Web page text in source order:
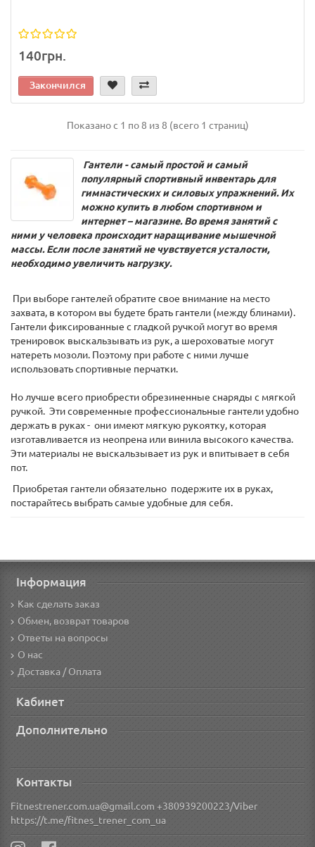
140грн.
Закончился
Показано с 1 по 8 из 8 (всего 1 страниц)
Гантели - самый простой и самый
популярный спортивный инвентарь для
гимнастических и силовых упражнений. Их
можно купить в любом спортивном и
интернет – магазине. Во время занятий с
ними у человека происходит наращивание мышечной
массы. Если после занятий не чувствуется усталости,
необходимо увеличить нагрузку.
При выборе гантелей обратите свое внимание на место
захвата, в котором вы будете брать гантели (между блинами).
Гантели фиксированные с гладкой ручкой могут во время
тренировок выскальзывать из рук, а шероховатые могут
натереть мозоли. Поэтому при работе с ними лучше
использовать спортивные перчатки.
Но лучше всего приобрести обрезиненные снаряды с мягкой
ручкой. Эти современные профессиональные гантели удобно
держать в руках - они имеют мягкую рукоятку, которая
изготавливается из неопрена или винила высокого качества.
Эти материалы не выскальзывает из рук и впитывает в себя
пот.
Приобретая гантели обязательно подержите их в руках,
постарайтесь выбрать самые удобные для себя.
Інформация
Как сделать заказ
Обмен, возврат товаров
Ответы на вопросы
О нас
Доставка / Оплата
Кабинет
Дополнительно
Контакты
Fitnestrener.com.ua@gmail.com +380939200223/Viber
https://t.me/fitnes_trener_com_ua